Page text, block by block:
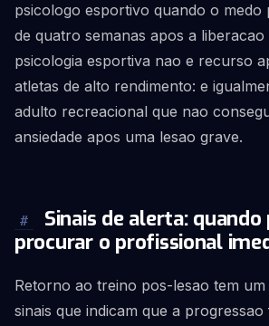
psicologo esportivo quando o medo
de quatro semanas apos a
psicologia esportiva nao e recurso
atletas de alto rendimento: e
adulto recreacional que nao
ansiedade apos uma lesao grave.
#
Sinais de alerta: quando
procurar o profissional
Retorno ao treino pos-lesao tem
sinais que indicam que a progressao